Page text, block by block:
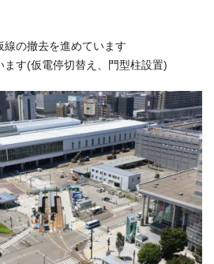
線の撤去を進めています
ます(仮電停切替え、門型柱設置)